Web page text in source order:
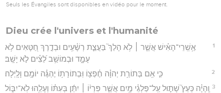
Seuls les Évangiles sont disponibles en vidéo pour le moment.
Dieu crée l'univers et l'humanité
1
אַ֥שְֽׁרֵי־הָאִ֗ישׁ אֲשֶׁ֤ר ׀ לֹ֥א הָלַךְ֮ בַּעֲצַ֪ת רְשָׁ֫עִ֥ים וּבְדֶ֣רֶךְ חַ֭טָּאִים לֹ֥א
עָמָ֑ד וּבְמוֹשַׁ֥ב לֵ֝צִ֗ים לֹ֣א יָשָֽׁב׃
2 כִּ֤י אִ֥ם בְּתוֹרַ֥ת יְהוָ֗ה חֶ֫פְצ֥וֹ וּֽבְתוֹרָת֥וֹ יֶהְגֶּ֗ה יוֹמָ֥ם וָלָֽיְלָה׃
3 וְֽהָיָ֗ה כְּעֵץ֮ שָׁת֪וּל עַֽל־פַּלְגֵ֫י מָ֥יִם אֲשֶׁ֤ר פִּרְי֨וֹ ׀ יִתֵּ֬ן בְּעִתּ֗וֹ וְעָלֵ֥הוּ לֹֽא־יִבּ֑וֹל